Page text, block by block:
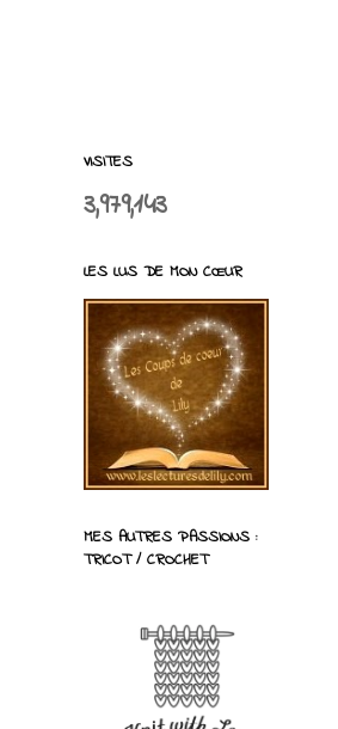
VISITES
3,979,143
LES LUS DE MON CŒUR
MES AUTRES PASSIONS :
TRICOT / CROCHET